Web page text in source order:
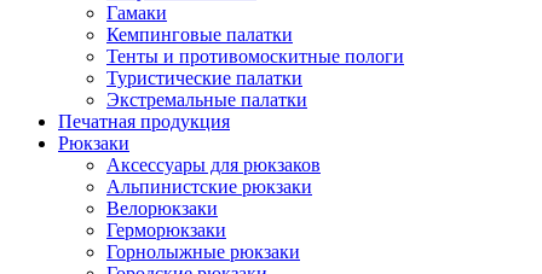
Гамаки
Кемпинговые палатки
Тенты и противомоскитные пологи
Туристические палатки
Экстремальные палатки
Печатная продукция
Рюкзаки
Аксессуары для рюкзаков
Альпинистские рюкзаки
Велорюкзаки
Герморюкзаки
Горнолыжные рюкзаки